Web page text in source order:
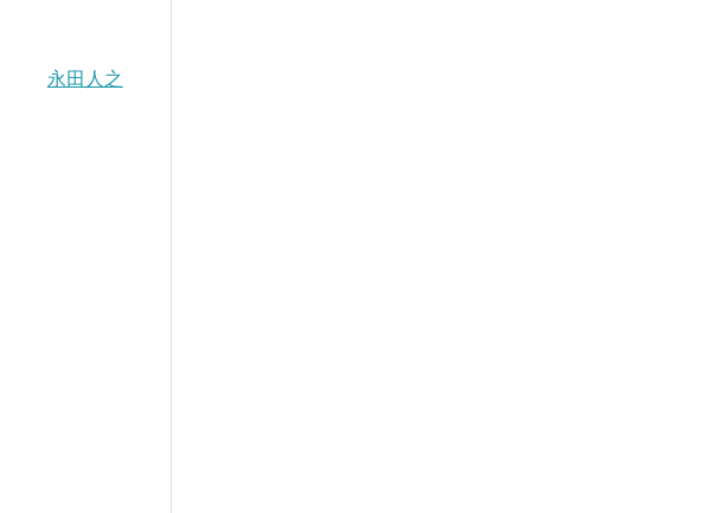
永田人之